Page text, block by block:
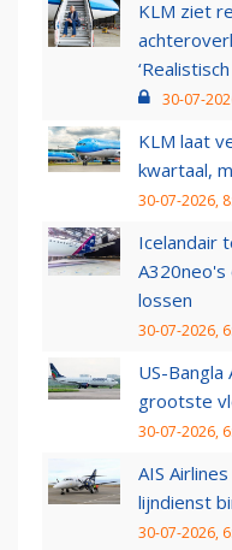
KLM ziet
30-07-
KLM laat
kwartaal,
30-07-2026,
Icelandair
lossen
30-07-2026,
US-Bangla
grootste
30-07-2026,
AIS
lijndienst
30-07-2026,